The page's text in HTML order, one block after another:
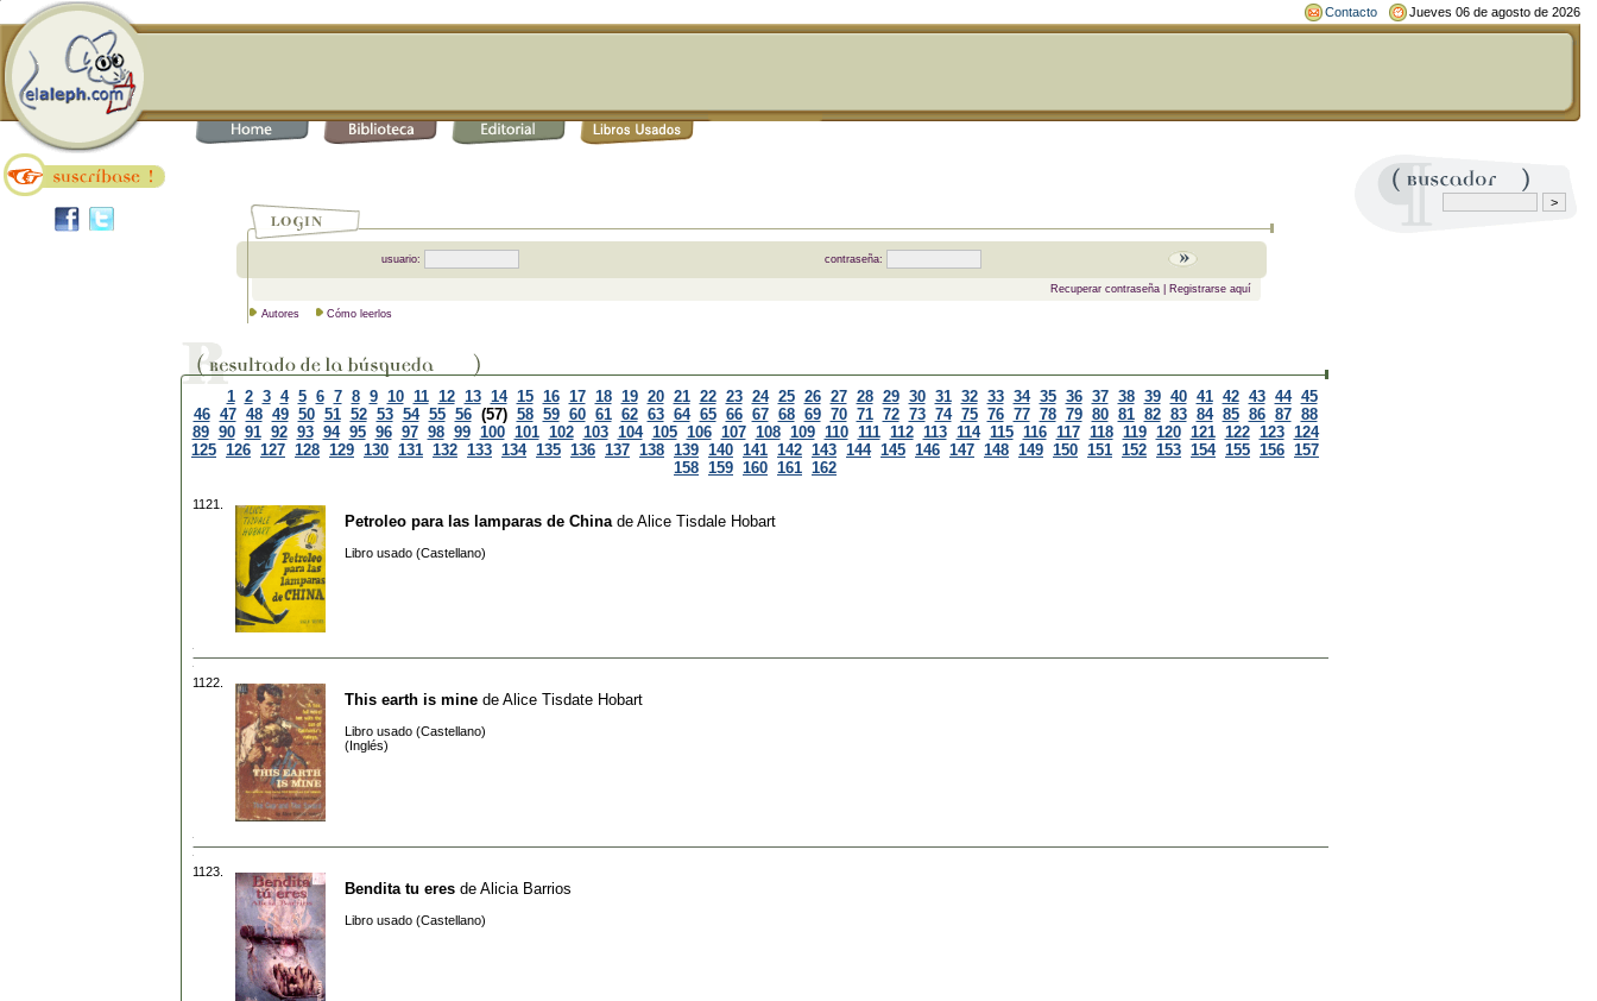
Contacto Jueves 06 de agosto de 2026
usuario: contraseña:
Recuperar contraseña| Registrarse aquí
Autores Cómo leerlos
1 2 3 4 5 6 7 8 9 10 11 12 13 14 15 16 17 18 19 20 21 22 23 24 25 26 27 28 29 30 31 32 33 34 35 36 37 38 39 40 41 42 43 44 45
46 47 48 49 50 51 52 53 54 55 56 (57) 58 59 60 61 62 63 64 65 66 67 68 69 70 71 72 73 74 75 76 77 78 79 80 81 82 83 84 85 86 87 88
89 90 91 92 93 94 95 96 97 98 99 100 101 102 103 104 105 106 107 108 109 110 111 112 113 114 115 116 117 118 119 120 121 122 123 124
125 126 127 128 129 130 131 132 133 134 135 136 137 138 139 140 141 142 143 144 145 146 147 148 149 150 151 152 153 154 155 156 157
158 159 160 161 162
1121.
Petroleo para las lamparas de China de Alice Tisdale Hobart
Libro usado (Castellano)
1122.
This earth is mine de Alice Tisdate Hobart
Libro usado (Castellano)
(Inglés)
1123.
Bendita tu eres de Alicia Barrios
Libro usado (Castellano)